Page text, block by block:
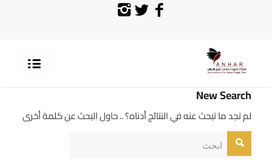
New Search
لم تجد ما تبحث عنه في النتائج أدناه؟ .. حاول البحث عن كلمة أخرى